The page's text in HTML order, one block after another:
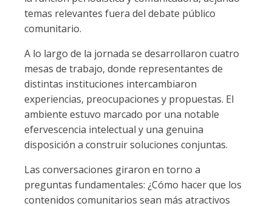
temas relevantes fuera del debate público
comunitario.
A lo largo de la jornada se desarrollaron cuatro
mesas de trabajo, donde representantes de
distintas instituciones intercambiaron
experiencias, preocupaciones y propuestas. El
ambiente estuvo marcado por una notable
efervescencia intelectual y una genuina
disposición a construir soluciones conjuntas.
Las conversaciones giraron en torno a
preguntas fundamentales: ¿Cómo hacer que los
contenidos comunitarios sean más atractivos